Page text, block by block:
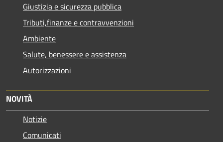
Giustizia e sicurezza pubblica
Tributi,finanze e contravvenzioni
Ambiente
Salute, benessere e assistenza
Autorizzazioni
NOVITÀ
Notizie
Comunicati